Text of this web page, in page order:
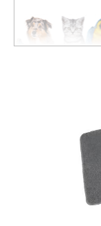
Preis
Sie auch direkt
Petoder
nicht nur alles
,
bis